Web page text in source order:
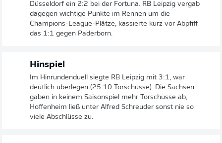
Düsseldorf ein 2:2 bei der Fortuna. RB Leipzig vergab
dagegen wichtige Punkte im Rennen um die
Champions-League-Plätze, kassierte kurz vor Abpfiff
das 1:1 gegen Paderborn.
Hinspiel
Im Hinrundenduell siegte RB Leipzig mit 3:1, war
deutlich überlegen (25:10 Torschüsse). Die Sachsen
gaben in keinem Saisonspiel mehr Torschüsse ab,
Hoffenheim ließ unter Alfred Schreuder sonst nie so
viele Abschlüsse zu.